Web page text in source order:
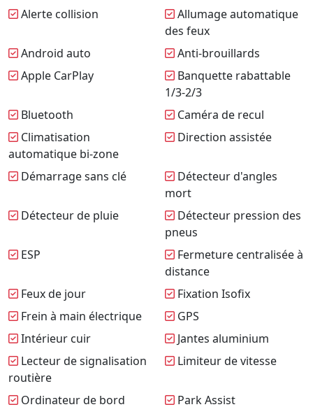
Alerte collision
Allumage automatique
des feux
Android auto
Anti-brouillards
Apple CarPlay
Banquette rabattable
1/3-2/3
Bluetooth
Caméra de recul
Climatisation
automatique bi-zone
Direction assistée
Démarrage sans clé
Détecteur d'angles
mort
Détecteur de pluie
Détecteur pression des
pneus
ESP
Fermeture centralisée à
distance
Feux de jour
Fixation Isofix
Frein à main électrique
GPS
Intérieur cuir
Jantes aluminium
Lecteur de signalisation
routière
Limiteur de vitesse
Ordinateur de bord
Park Assist